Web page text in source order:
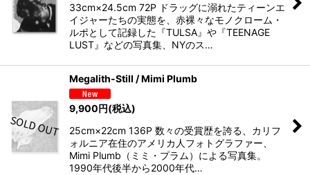
33cm×24.5cm 72P ドラッグに溺れたティーンエ
イジャーたちの実態を、赤裸々なモノクローム・
ルポとして記録した『TULSA』や『TEENAGE
LUST』などの写真集、NYのス…
Megalith-Still / Mimi Plumb
9,900円(税込)
25cm×22cm 136P 数々の受賞歴を誇る、カリフ
ォルニア在住のアメリカ人フォトグラファー、
Mimi Plumb（ミミ・プラム）による写真集。
1990年代後半から2000年代…